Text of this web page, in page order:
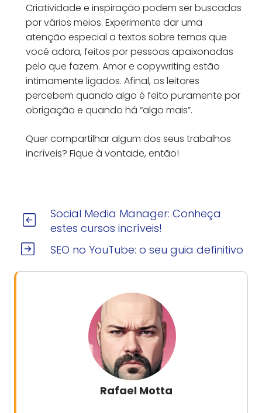
Criatividade e inspiração podem ser buscadas
por vários meios. Experimente dar uma
atenção especial a textos sobre temas que
você adora, feitos por pessoas apaixonadas
pelo que fazem. Amor e copywriting estão
intimamente ligados. Afinal, os leitores
percebem quando algo é feito puramente por
obrigação e quando há “algo mais”.
Quer compartilhar algum dos seus trabalhos
incríveis? Fique à vontade, então!
Social Media Manager: Conheça
estes cursos incríveis!
SEO no YouTube: o seu guia definitivo
Rafael Motta